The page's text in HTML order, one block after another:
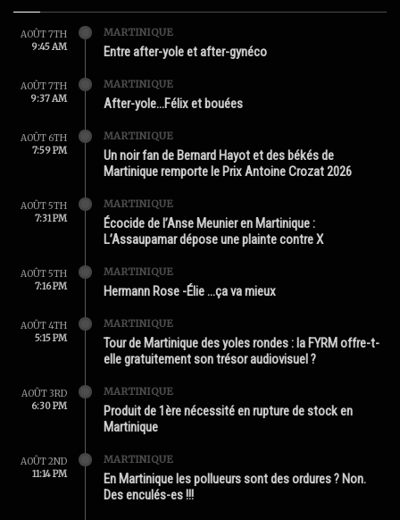
AOÛT 7TH
9:45 AM
MARTINIQUE
Entre after-yole et after-gynéco
AOÛT 7TH
9:37 AM
MARTINIQUE
After-yole…Félix et bouées
AOÛT 6TH
7:59 PM
MARTINIQUE
Un noir fan de Bernard Hayot et des békés de
Martinique remporte le Prix Antoine Crozat 2026
AOÛT 5TH
7:31 PM
MARTINIQUE
Écocide de l’Anse Meunier en Martinique :
L’Assaupamar dépose une plainte contre X
AOÛT 5TH
7:16 PM
MARTINIQUE
Hermann Rose -Élie …ça va mieux
AOÛT 4TH
5:15 PM
MARTINIQUE
Tour de Martinique des yoles rondes : la FYRM offre-t-
elle gratuitement son trésor audiovisuel ?
AOÛT 3RD
6:30 PM
MARTINIQUE
Produit de 1ère nécessité en rupture de stock en
Martinique
AOÛT 2ND
11:14 PM
MARTINIQUE
En Martinique les pollueurs sont des ordures ? Non.
Des enculés-es !!!